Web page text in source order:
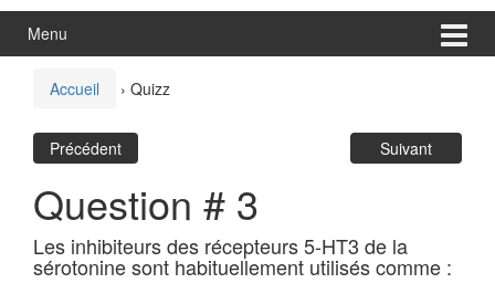
Menu
Accueil › Quizz
Précédent Suivant
Question # 3
Les inhibiteurs des récepteurs 5-HT3 de la
sérotonine sont habituellement utilisés comme :